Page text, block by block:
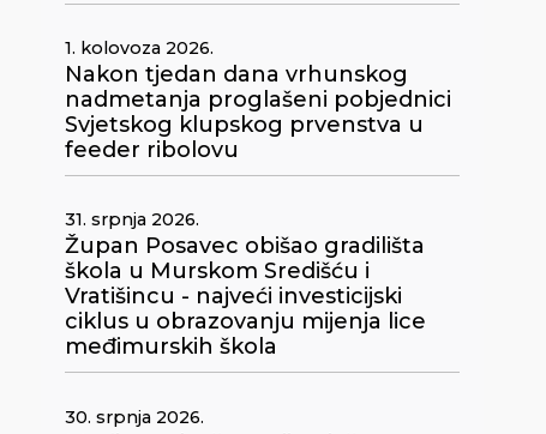
1. kolovoza 2026.
Nakon tjedan dana vrhunskog
nadmetanja proglašeni pobjednici
Svjetskog klupskog prvenstva u
feeder ribolovu
31. srpnja 2026.
Župan Posavec obišao gradilišta
škola u Murskom Središću i
Vratišincu - najveći investicijski
ciklus u obrazovanju mijenja lice
međimurskih škola
30. srpnja 2026.